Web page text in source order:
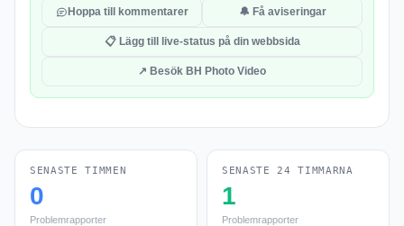
Hoppa till kommentarer 🔔 Få aviseringar
📋 Lägg till live-status på din webbsida
↗ Besök BH Photo Video
SENASTE TIMMEN
0
Problemrapporter
SENASTE 24 TIMMARNA
1
Problemrapporter